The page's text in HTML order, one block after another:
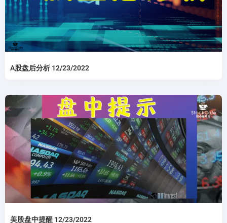
A股盘后分析 12/23/2022
美股盘中提醒 12/23/2022